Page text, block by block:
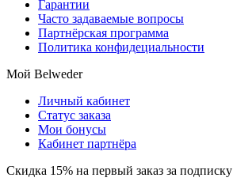
Гарантии
Часто задаваемые вопросы
Партнёрская программа
Политика конфидециальности
Мой Belweder
Личный кабинет
Статус заказа
Мои бонусы
Кабинет партнёра
Скидка 15% на первый заказ за подписку